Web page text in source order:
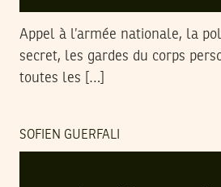
Appel à l’armée nationale, la
secret, les gardes du corps
toutes les […]
SOFIEN GUERFALI